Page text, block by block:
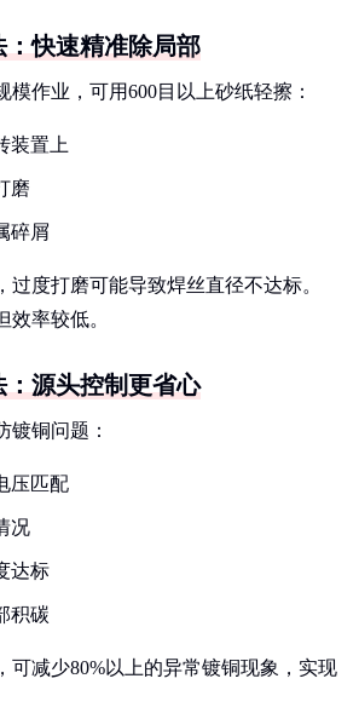
快速精准除局部
模作业，可用600目以上砂纸轻擦：
装置上
磨
碎屑
过度打磨可能导致焊丝直径不达标。
效率较低。
源头控制更省心
镀铜问题：
压匹配
况
达标
积碳
可减少80%以上的异常镀铜现象，实现